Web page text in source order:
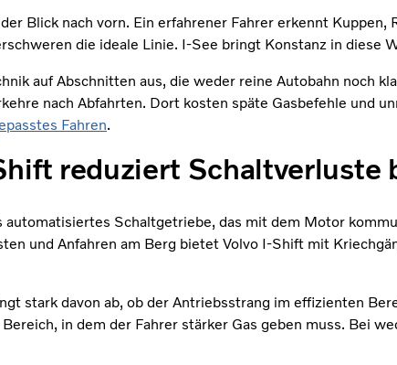
Blick nach vorn. Ein erfahrener Fahrer erkennt Kuppen,
die ideale Linie. I-See bringt Konstanz in diese
auf Abschnitten aus, die weder reine Autobahn noch
nach Abfahrten. Dort kosten späte Gasbefehle und
Fahren.
reduziert Schaltverluste
automatisiertes Schaltgetriebe, das mit dem Motor
und Anfahren am Berg bietet Volvo I-Shift mit
stark davon ab, ob der Antriebsstrang im effizienten
in dem der Fahrer stärker Gas geben muss. Bei